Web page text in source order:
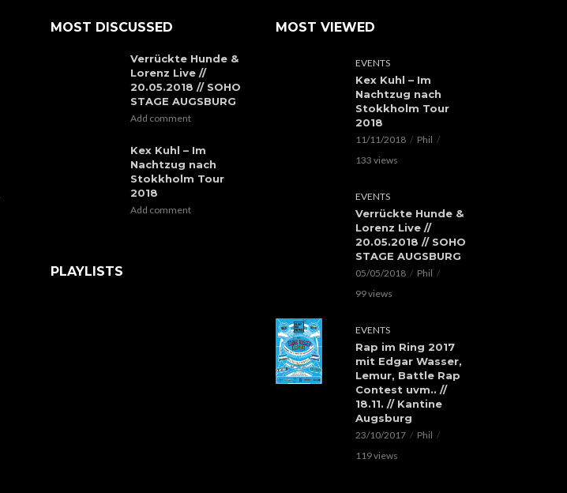
MOST DISCUSSED
Verrückte Hunde &
Lorenz Live //
20.05.2018 // SOHO
STAGE AUGSBURG
Add comment
Kex Kuhl – Im
Nachtzug nach
Stokkholm Tour
2018
Add comment
PLAYLISTS
MOST VIEWED
EVENTS
Kex Kuhl – Im
Nachtzug nach
Stokkholm Tour
2018
11/11/2018
Phil
133 views
EVENTS
Verrückte Hunde &
Lorenz Live //
20.05.2018 // SOHO
STAGE AUGSBURG
05/05/2018
Phil
99 views
EVENTS
Rap im Ring 2017
mit Edgar Wasser,
Lemur, Battle Rap
Contest uvm.. //
18.11. // Kantine
Augsburg
23/10/2017
Phil
119 views